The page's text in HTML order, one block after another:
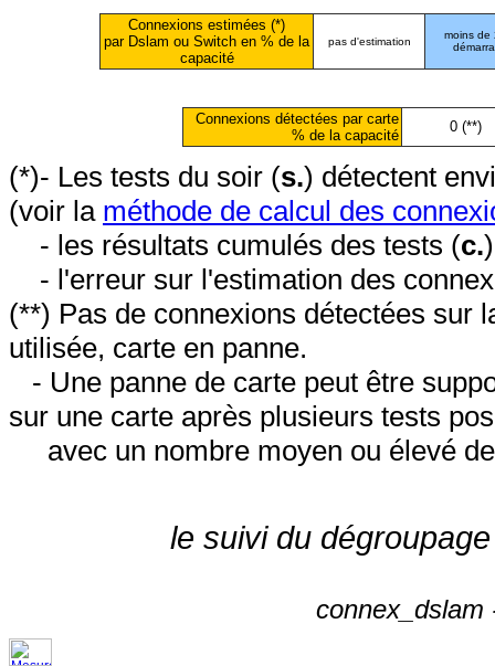
Connexions estimées (*)
par Dslam ou Switch en % de la
capacité
pas d'estimation
moins de
Connexions détectées par carte
% de la capacité
0 (**)
(*)- Les tests du soir (s.) détectent
(voir la méthode de calcul des
- les résultats cumulés des tests (c.
- l'erreur sur l'estimation des
(**) Pas de connexions détectées sur
utilisée, carte en panne.
- Une panne de carte peut être
sur une carte après plusieurs tests
avec un nombre moyen ou élevé
le suivi du
connex_dslam